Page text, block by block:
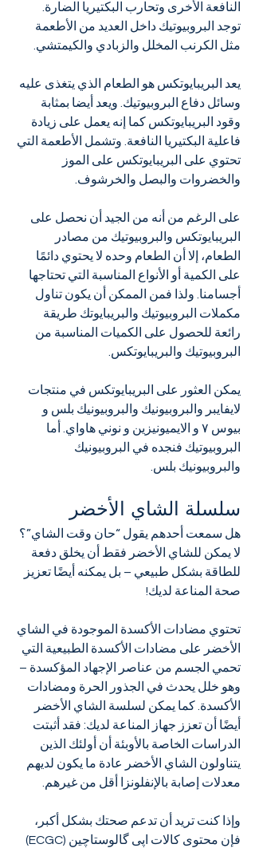
النافعة الأخرى وتحارب البكتيريا الضارة.
توجد البروبيوتيك داخل العديد من الأطعمة
مثل الكرنب المخلل والزبادي والكيمتشي.
يعد البريبايوتكس هو الطعام الذي يتغذى عليه
وسائل دفاع البروبيوتيك. ويعد أيضا بمثابة
وقود البريبايوتكس كما إنه يعمل على زيادة
فاعلية البكتيريا النافعة. وتشمل الأطعمة التي
تحتوي على البريبايوتكس على الموز
والخضروات والبصل والخرشوف.
على الرغم من أنه من الجيد أن نحصل على
البريبايوتكس والبروبيوتيك من مصادر
الطعام، إلا أن الطعام وحده لا يحتوي دائمًا
على الكمية أو الأنواع المناسبة التي تحتاجها
أجسامنا. ولذا فمن الممكن أن يكون تناول
مكملات البروبيوتيك والبريبايوتك طريقة
رائعة للحصول على الكميات المناسبة من
البروبيوتيك والبريبايوتكس.
يمكن العثور على البريبايوتكس في منتجات
لايفايبر والبروبيونيك والبروبيونيك بلس و
بيوس ٧ و الايميونيزين و نوني هاواي. أما
البروبيوتيك فنجده في البروبيونيك
والبروبيونيك بلس.
سلسلة الشاي الأخضر
هل سمعت أحدهم يقول “حان وقت الشاي”؟
لا يمكن للشاي الأخضر فقط أن يخلق دفعة
للطاقة بشكل طبيعي – بل يمكنه أيضًا تعزيز
صحة المناعة لديك!
تحتوي مضادات الأكسدة الموجودة في الشاي
الأخضر على مضادات الأكسدة الطبيعية التي
تحمي الجسم من عناصر الإجهاد المؤكسدة –
وهو خلل يحدث في الجذور الحرة ومضادات
الأكسدة. كما يمكن لسلسة الشاي الأخضر
أيضًا أن تعزز جهاز المناعة لديك: فقد أثبتت
الدراسات الخاصة بالأوبئة أن أولئك الذين
يتناولون الشاي الأخضر عادة ما يكون لديهم
معدلات إصابة بالإنفلونزا أقل من غيرهم.
وإذا كنت تريد أن تدعم صحتك بشكل أكبر،
فإن محتوى كالات اپی‌ گالوستاچین (ECGC)